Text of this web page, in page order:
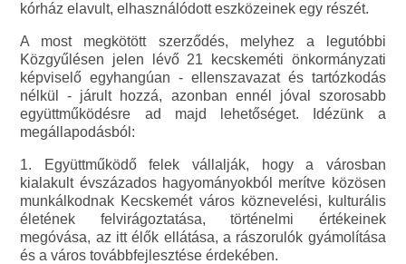
kórház elavult, elhasználódott eszközeinek egy részét.
A most megkötött szerződés, melyhez a legutóbbi
Közgyűlésen jelen lévő 21 kecskeméti önkormányzati
képviselő egyhangúan - ellenszavazat és tartózkodás
nélkül - járult hozzá, azonban ennél jóval szorosabb
együttműködésre ad majd lehetőséget. Idézünk a
megállapodásból:
1. Együttműködő felek vállalják, hogy a városban
kialakult évszázados hagyományokból merítve közösen
munkálkodnak Kecskemét város köznevelési, kulturális
életének felvirágoztatása, történelmi értékeinek
megóvása, az itt élők ellátása, a rászorulók gyámolítása
és a város továbbfejlesztése érdekében.